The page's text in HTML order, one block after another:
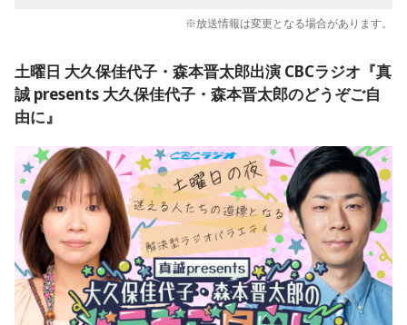
※放送情報は変更となる場合があります。
土曜日 大久保佳代子・森本晋太郎出演 CBCラジオ『真
誠 presents 大久保佳代子・森本晋太郎のどうぞご自
由に』